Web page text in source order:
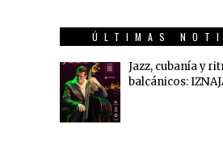
ÚLTIMAS
Jazz, cubanía y
balcánicos: